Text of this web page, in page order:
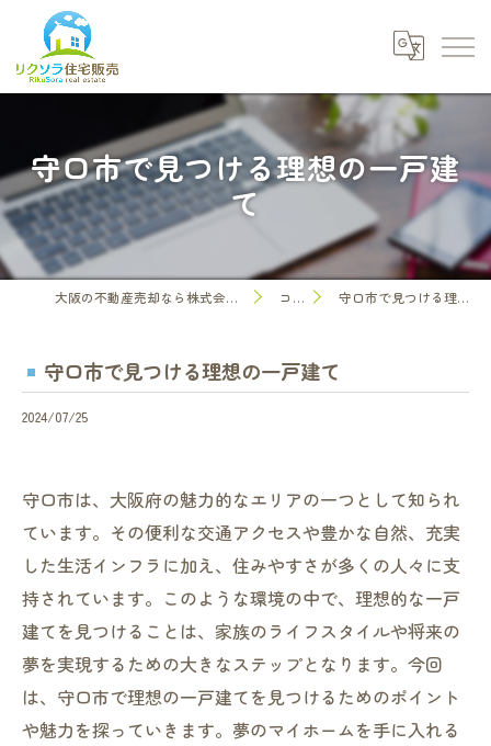
守口市で見つける理想の一戸建
て
大阪の不動産売却なら株式会社リクソラ住宅販売 コラム 守口市で見つける理想の一戸建て
守口市で見つける理想の一戸建て
2024/07/25
守口市は、大阪府の魅力的なエリアの一つとして知られ
ています。その便利な交通アクセスや豊かな自然、充実
した生活インフラに加え、住みやすさが多くの人々に支
持されています。このような環境の中で、理想的な一戸
建てを見つけることは、家族のライフスタイルや将来の
夢を実現するための大きなステップとなります。今回
は、守口市で理想の一戸建てを見つけるためのポイント
や魅力を探っていきます。夢のマイホームを手に入れる